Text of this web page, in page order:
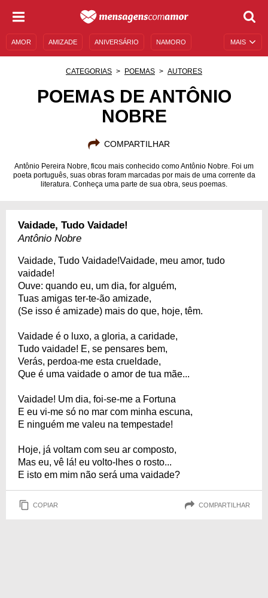
MAIS
AMOR AMIZADE ANIVERSÁRIO NAMORO
DESCULPAS
MENSAGENS DE ANIVERSÁRIO
CATEGORIAS POEMAS AUTORES
POEMAS DE ANTÔNIO
NOBRE
COMPARTILHAR
Antônio Pereira Nobre, ficou mais conhecido como Antônio Nobre. Foi um
poeta português, suas obras foram marcadas por mais de uma corrente da
literatura. Conheça uma parte de sua obra, seus poemas.
Vaidade, Tudo Vaidade!
Antônio Nobre
Vaidade, Tudo Vaidade!Vaidade, meu amor, tudo
vaidade!
Ouve: quando eu, um dia, for alguém,
Tuas amigas ter-te-ão amizade,
(Se isso é amizade) mais do que, hoje, têm.
Vaidade é o luxo, a gloria, a caridade,
Tudo vaidade! E, se pensares bem,
Verás, perdoa-me esta crueldade,
Que é uma vaidade o amor de tua mãe...
Vaidade! Um dia, foi-se-me a Fortuna
E eu vi-me só no mar com minha escuna,
E ninguém me valeu na tempestade!
Hoje, já voltam com seu ar composto,
Mas eu, vê lá! eu volto-lhes o rosto...
E isto em mim não será uma vaidade?
COPIAR COMPARTILHAR